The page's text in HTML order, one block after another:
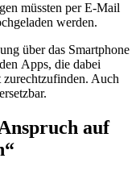
müssten perE-Mail
werden.
über das Smartphone
Apps, die dabei
Auch
auf